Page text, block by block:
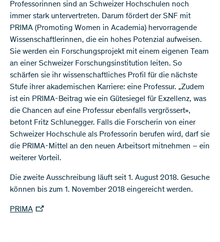
Professorinnen sind an Schweizer Hochschulen noch
immer stark untervertreten. Darum fördert der SNF mit
PRIMA (Promoting Women in Academia) hervorragende
Wissenschaftlerinnen, die ein hohes Potenzial aufweisen.
Sie werden ein Forschungsprojekt mit einem eigenen Team
an einer Schweizer Forschungsinstitution leiten. So
schärfen sie ihr wissenschaftliches Profil für die nächste
Stufe ihrer akademischen Karriere: eine Professur. „Zudem
ist ein PRIMA-Beitrag wie ein Gütesiegel für Exzellenz, was
die Chancen auf eine Professur ebenfalls vergrössert»,
betont Fritz Schlunegger. Falls die Forscherin von einer
Schweizer Hochschule als Professorin berufen wird, darf sie
die PRIMA-Mittel an den neuen Arbeitsort mitnehmen – ein
weiterer Vorteil.
Die zweite Ausschreibung läuft seit 1. August 2018. Gesuche
können bis zum 1. November 2018 eingereicht werden.
PRIMA